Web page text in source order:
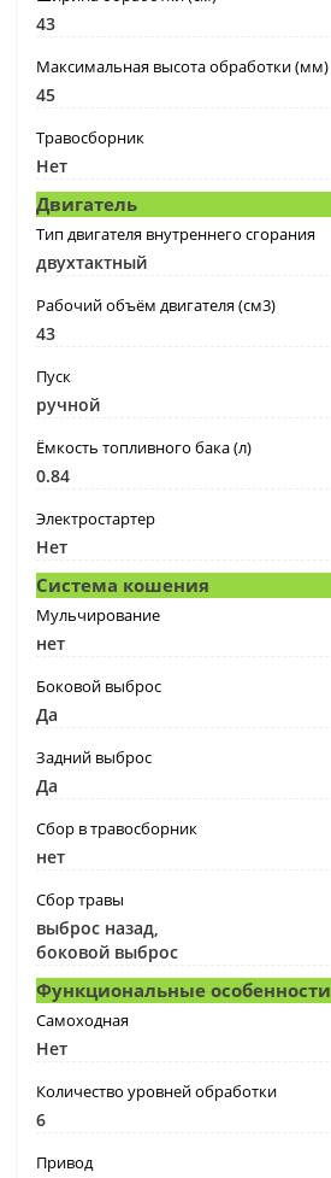
43
Максимальная высота обработки (мм)
45
Травосборник
Нет
Двигатель
Тип двигателя внутреннего сгорания
двухтактный
Рабочий объём двигателя (см3)
43
Пуск
ручной
Ёмкость топливного бака (л)
0.84
Электростартер
Нет
Система кошения
Мульчирование
нет
Боковой выброс
Да
Задний выброс
Да
Сбор в травосборник
нет
Сбор травы
выброс назад,
боковой выброс
Функциональные особенности
Самоходная
Нет
Количество уровней обработки
6
Привод